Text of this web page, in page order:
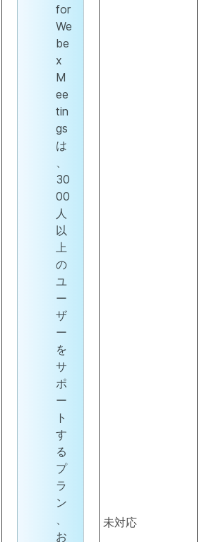
for
We
be
x
M
ee
tin
gs
は
、
30
00
人
以
上
の
ユ
ー
ザ
ー
を
サ
ポ
ー
ト
す
る
プ
ラ
ン
、
お
未対応